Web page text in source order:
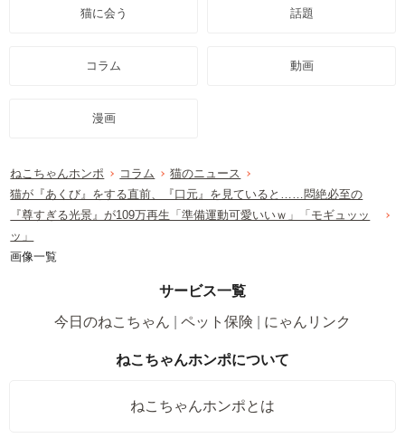
猫に会う 話題
コラム 動画
漫画
ねこちゃんホンポ コラム
猫のニュース
猫が『あくび』をする直前、『口元』を見ていると……悶絶必至の
『尊すぎる光景』が109万再生「準備運動可愛いいｗ」「モギュッッ
ッ」
画像一覧
サービス一覧
今日のねこちゃん
ペット保険 にゃんリンク
ねこちゃんホンポについて
ねこちゃんホンポとは